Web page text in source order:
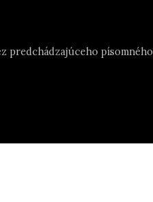
predchádzajúceho písomného